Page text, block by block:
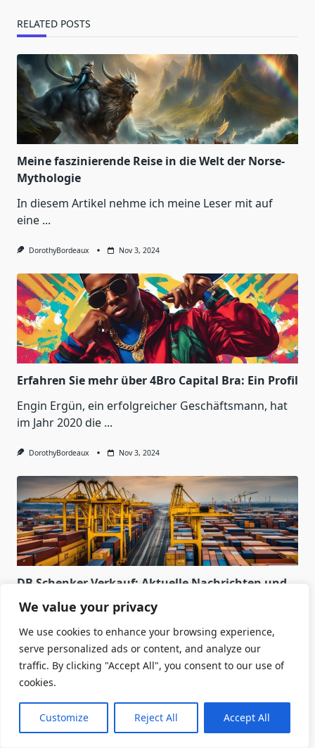
We value your privacy
We use cookies to enhance your browsing experience,
serve personalized ads or content, and analyze our
traffic. By clicking "Accept All", you consent to our use of
cookies.
Customize Reject All Accept All
RELATED POSTS
Meine faszinierende Reise in die Welt der Norse-
Mythologie
In diesem Artikel nehme ich meine Leser mit auf
eine ...
DorothyBordeaux Nov 3, 2024
Erfahren Sie mehr über 4Bro Capital Bra: Ein Profil
Engin Ergün, ein erfolgreicher Geschäftsmann, hat
im Jahr 2020 die ...
DorothyBordeaux Nov 3, 2024
DB Schenker Verkauf: Aktuelle Nachrichten und
Entwicklungen
Seit Jahren wird der Verkauf von DB Schenker
diskutiert und
DorothyBordeaux Nov 3, 2024